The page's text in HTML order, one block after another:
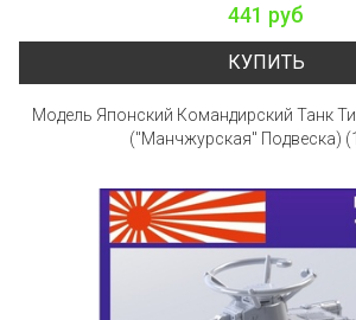
441 руб
КУПИТЬ
Модель Японский Командирский Танк
("Манчжурская" Подвеска)